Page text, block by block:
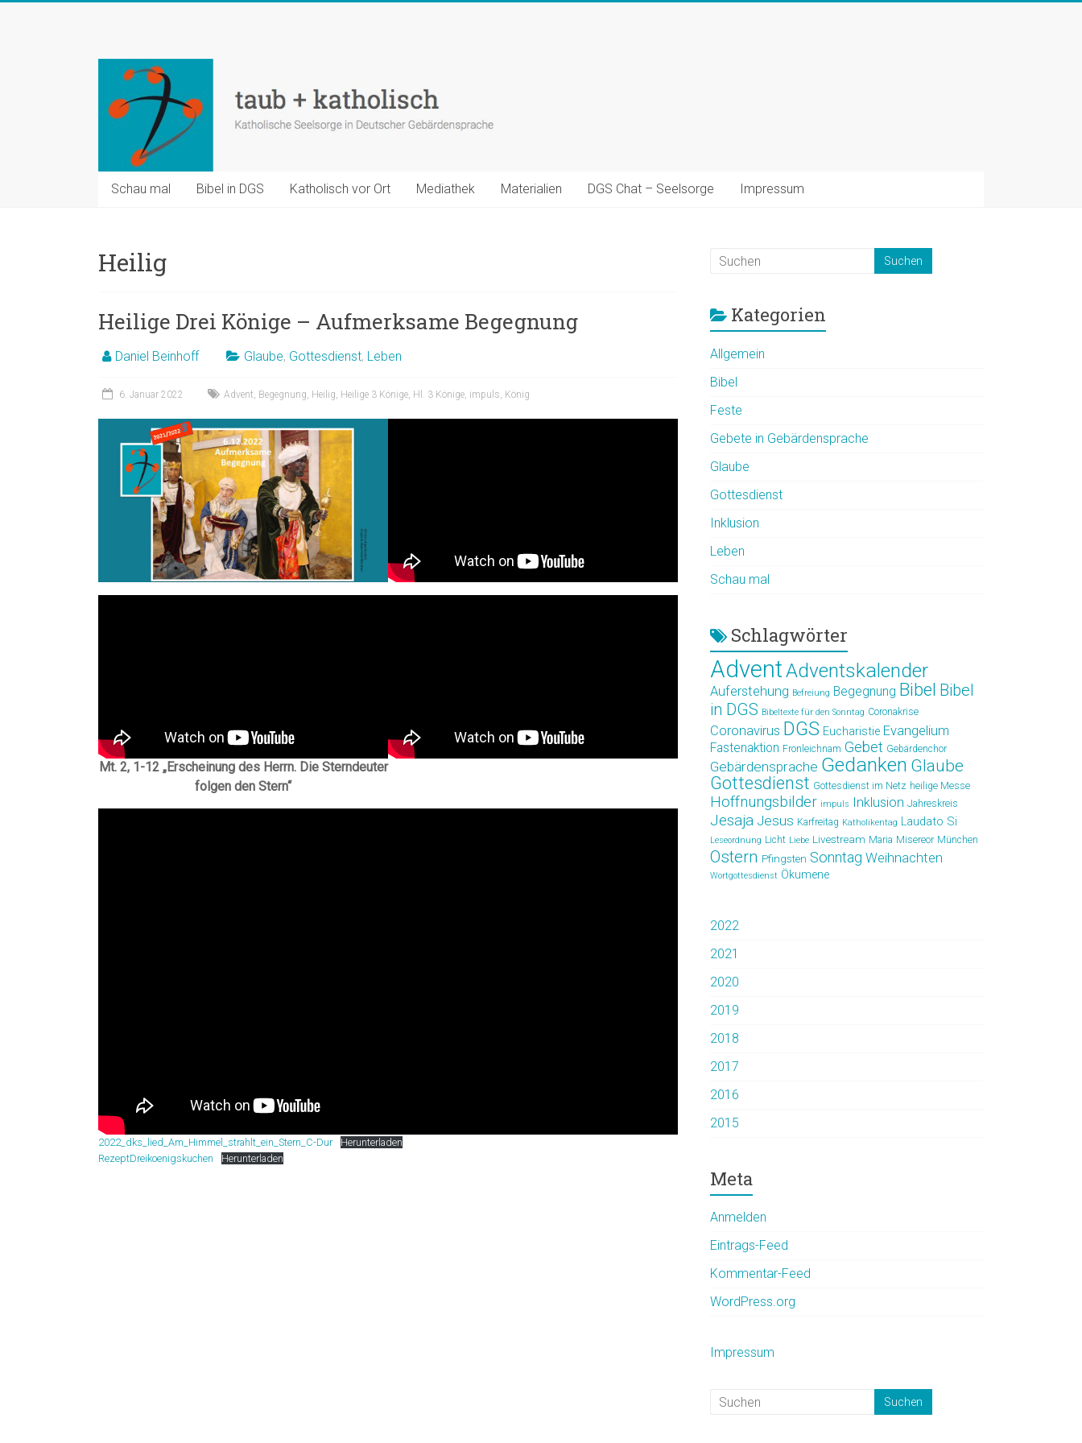
taub
katholisch
Katholische
Seelsorge
Schau mal Bibel in DGS Katholisch vor Ort Mediathek Materialien DGS Chat – Seelsorge Impressum
Heilig
Heilige Drei Könige – Aufmerksame Begegnung
Daniel Beinhoff Glaube, Gottesdienst, Leben
6. Januar 2022 Advent, Begegnung, Heilig, Heilige 3 Könige, Hl. 3 Könige, impuls, König
Mt. 2, 1-12 „Erscheinung des Herrn. Die Sterndeuter
folgen den Stern“
2022_dks_lied_Am_Himmel_strahlt_ein_Stern_C-Dur
Herunterladen
RezeptDreikoenigskuchen
Herunterladen
Kategorien
Allgemein
Bibel
Feste
Gebete in Gebärdensprache
Glaube
Gottesdienst
Inklusion
Leben
Schau mal
Schlagwörter
AdventAdventskalender
Auferstehung Befreiung Begegnung Bibel Bibel
in DGS Bibeltexte für den Sonntag Coronakrise
Coronavirus DGS Eucharistie Evangelium
Fastenaktion Fronleichnam Gebet Gebärdenchor
Gebärdensprache Gedanken Glaube
Gottesdienst Gottesdienst im Netz heilige Messe
Hoffnungsbilder impuls Inklusion Jahreskreis
Jesaja Jesus Karfreitag Katholikentag Laudato Si
Leseordnung Licht Liebe Livestream Maria Misereor München
Ostern Pfingsten Sonntag Weihnachten
Wortgottesdienst Ökumene
2022
2021
2020
2019
2018
2017
2016
2015
Meta
Anmelden
Eintrags-Feed
Kommentar-Feed
WordPress.org
Impressum